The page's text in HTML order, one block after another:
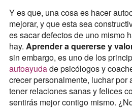
Y es que, una cosa es hacer
mejorar, y que esta sea
es sacar defectos de uno mismo
hay. Aprender a quererse y
sin embargo, es uno de los
autoayudade psicólogos y
crecer personalmente, luchar por
tener relaciones sanas y felices
sentirás mejor contigo mismo.